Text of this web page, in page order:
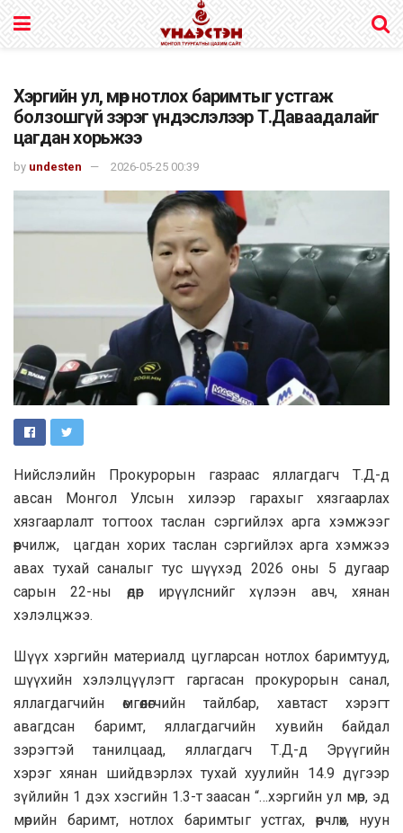
Хэргийн ул, мөр нотлох баримтыг устгаж
болзошгүй зэрэг үндэслэлээр Т.Даваадалайг
цагдан хорьжээ
by undesten 2026-05-25 00:39
Нийслэлийн Прокурорын газраас яллагдагч Т.Д-д
авсан Монгол Улсын хилээр гарахыг хязгаарлах
хязгаарлалт тогтоох таслан сэргийлэх арга хэмжээг
өөрчилж, цагдан хорих таслан сэргийлэх арга хэмжээ
авах тухай саналыг тус шүүхэд 2026 оны 5 дугаар
сарын 22-ны өдөр ирүүлснийг хүлээн авч, хянан
хэлэлцжээ.
Шүүх хэргийн материалд цугларсан нотлох баримтууд,
шүүхийн хэлэлцүүлэгт гаргасан прокурорын санал,
яллагдагчийн өмгөөлөгчийн тайлбар, хавтаст хэрэгт
авагдсан баримт, яллагдагчийн хувийн байдал
зэрэгтэй танилцаад, яллагдагч Т.Д-д Эрүүгийн
хэрэг хянан шийдвэрлэх тухай хуулийн 14.9 дүгээр
зүйлийн 1 дэх хэсгийн 1.3-т заасан “…хэргийн ул мөр, эд
мөрийн баримт, нотлох баримтыг устгах, өөрчлөх, нуун